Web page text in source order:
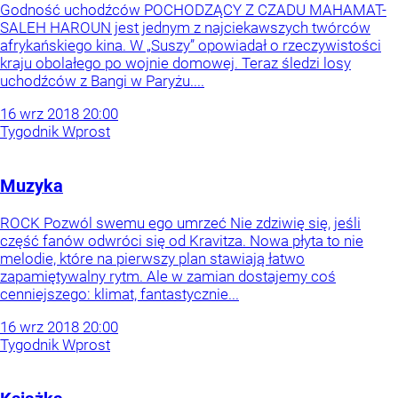
Godność uchodźców POCHODZĄCY Z CZADU MAHAMAT-
SALEH HAROUN jest jednym z najciekawszych twórców
afrykańskiego kina. W „Suszy” opowiadał o rzeczywistości
kraju obolałego po wojnie domowej. Teraz śledzi losy
uchodźców z Bangi w Paryżu....
16 wrz 2018 20:00
Tygodnik Wprost
Muzyka
ROCK Pozwól swemu ego umrzeć Nie zdziwię się, jeśli
część fanów odwróci się od Kravitza. Nowa płyta to nie
melodie, które na pierwszy plan stawiają łatwo
zapamiętywalny rytm. Ale w zamian dostajemy coś
cenniejszego: klimat, fantastycznie...
16 wrz 2018 20:00
Tygodnik Wprost